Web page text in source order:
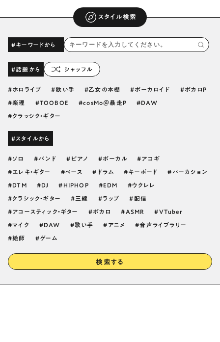
スタイル検索
#キーワードから
#話題から シャッフル
ホロライブ 歌い手 乙女の本棚 ボーカロイド ボカロP
楽理 TOOBOE cosMo＠暴走P DAW
クラッシク・ギター
#スタイルから
ソロ バンド ピアノ ボーカル アコギ
エレキ・ギター ベース ドラム キーボード パーカション
DTM DJ HIPHOP EDM ウクレレ
クラシック・ギター 三線 ラップ 配信
アコースティック・ギター ボカロ ASMR VTuber
マイク DAW 歌い手 アニメ 音声ライブラリー
絵師 ゲーム
検索する